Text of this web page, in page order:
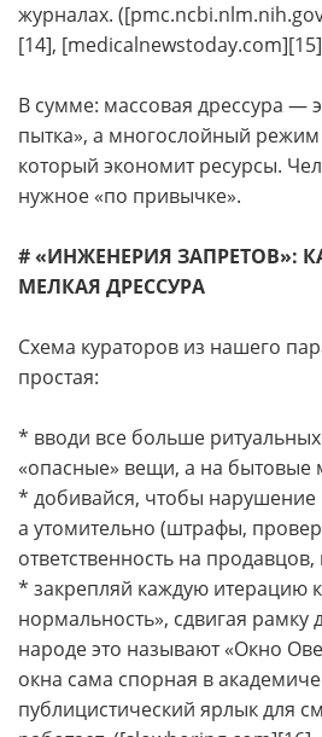
журналах.
[14],
В сумме: массовая дрессура —
пытка», а многослойный
который экономит ресурсы.
нужное «по привычке».
# «ИНЖЕНЕРИЯ ЗАПРЕТОВ»:
МЕЛКАЯ ДРЕССУРА
Схема кураторов из нашего
простая:
* вводи все больше
«опасные» вещи, а на бытовые
* добивайся, чтобы нарушение
а утомительно (штрафы,
ответственность на
* закрепляй каждую итерацию
нормальность», сдвигая рамку
народе это называют «Окно
окна сама спорная в
публицистический ярлык для